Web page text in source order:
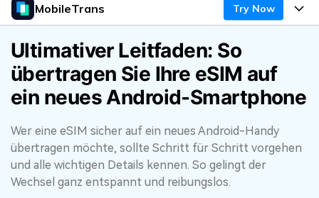
Top-Produkte
Dienstprogramme
Business
Überblick
Lösungen
Über uns
Shop
Support
MobileTrans Try Now
Produkte
Desktop
Mobile
Funktionen
Lösungen
Handydatenübertragung
Handy-Backup & Wiederherstellung
Preise
Preise für Windows
Lernen & Unterstützung
Ultimativer Leitfaden: So
übertragen Sie Ihre eSIM auf
ein neues Android-Smartphone
Wer eine eSIM sicher auf ein neues Android-Handy
übertragen möchte, sollte Schritt für Schritt vorgehen
und alle wichtigen Details kennen. So gelingt der
Wechsel ganz entspannt und reibungslos.